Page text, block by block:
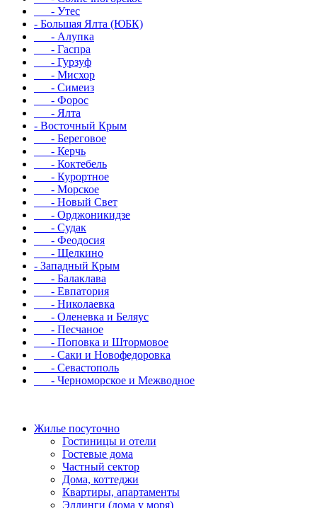
- Утес
- Большая Ялта (ЮБК)
- Алупка
- Гаспра
- Гурзуф
- Мисхор
- Симеиз
- Форос
- Ялта
- Восточный Крым
- Береговое
- Керчь
- Коктебель
- Курортное
- Морское
- Новый Свет
- Орджоникидзе
- Судак
- Феодосия
- Щелкино
- Западный Крым
- Балаклава
- Евпатория
- Николаевка
- Оленевка и Беляус
- Песчаное
- Поповка и Штормовое
- Саки и Новофедоровка
- Севастополь
- Черноморское и Межводное
Жилье посуточно
Гостиницы и отели
Гостевые дома
Частный сектор
Дома, коттеджи
Квартиры, апартаменты
Эллинги (дома у моря)